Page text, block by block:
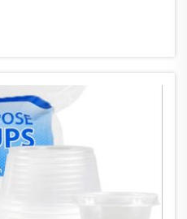
리합니다. 이 통은 내구
어 신선도를 유지하는 밀
품을 안전하게 보관할 수